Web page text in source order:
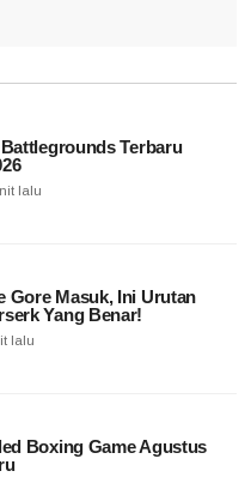
Terbaru
lalu
Gore Masuk, Ini Urutan
Yang Benar!
lalu
Boxing Game Agustus